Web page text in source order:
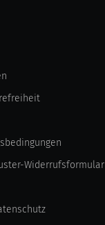
Widerrufsformular